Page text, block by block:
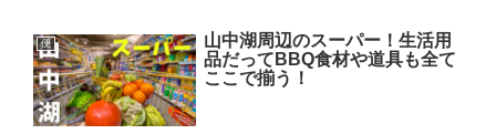
便
山中湖周辺のスーパー！生活用
品だってBBQ食材や道具も全て
ここで揃う！